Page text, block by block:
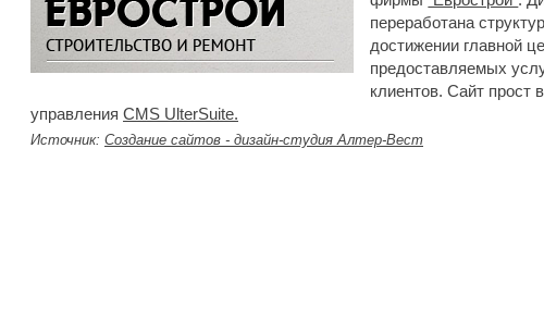
переработана
достижении главной
предоставляемых
клиентов. Сайт прост
управления CMS UlterSuite.
Источник: Создание сайтов - дизайн-студия Алтер-Вест